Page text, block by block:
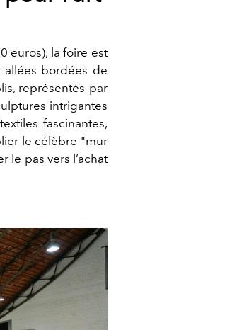
euros), la foire est
allées bordées de
représentés par
intrigantes
fascinantes,
le célèbre "mur
le pas vers l’achat